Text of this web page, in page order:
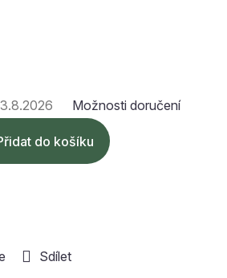
Možnosti doručení
do košíku
Sdílet